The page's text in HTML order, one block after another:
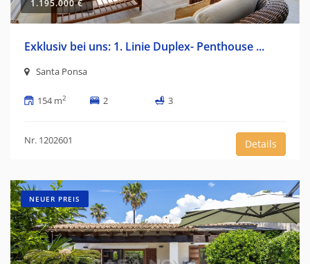
1.195.000 €
Exklusiv bei uns: 1. Linie Duplex- Penthouse ...
Santa Ponsa
154 m2 2 3
Nr. 1202601 Details
NEUER PREIS